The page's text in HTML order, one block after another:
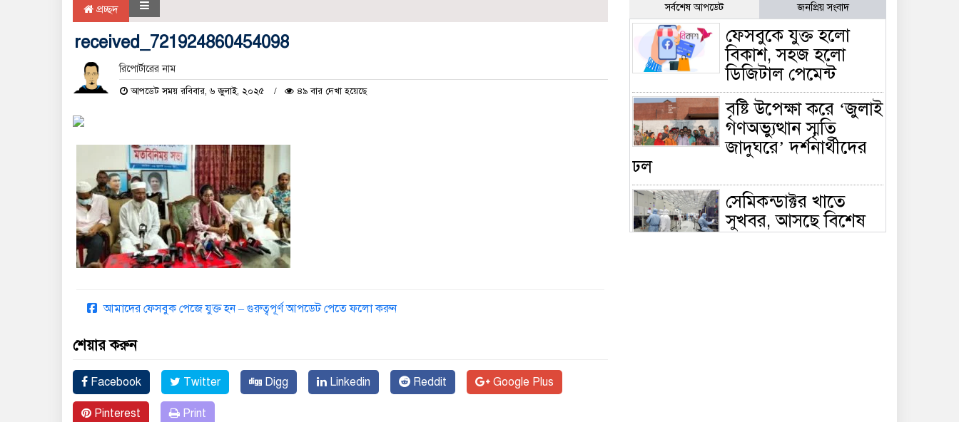
প্রচ্ছদ
received_721924860454098
রিপোর্টারের নাম
আপডেট সময় রবিবার, ৬ জুলাই, ২০২৫ ৪৯ বার দেখা হয়েছে
আমাদের ফেসবুক পেজে যুক্ত হন – গুরুত্বপূর্ণ আপডেট পেতে ফলো করুন
শেয়ার করুন
Facebook Twitter Digg Linkedin Reddit Google Plus
Pinterest Print
সর্বশেষ আপডেট জনপ্রিয় সংবাদ
ফেসবুকে যুক্ত হলো
বিকাশ, সহজ হলো
ডিজিটাল পেমেন্ট
বৃষ্টি উপেক্ষা করে ‘জুলাই
গণঅভ্যুত্থান স্মৃতি
জাদুঘরে’ দর্শনার্থীদের
ঢল
সেমিকন্ডাক্টর খাতে
সুখবর, আসছে বিশেষ
প্রণোদনা